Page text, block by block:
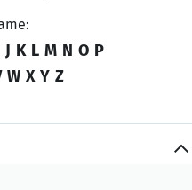
J K L M N O P
W X Y Z